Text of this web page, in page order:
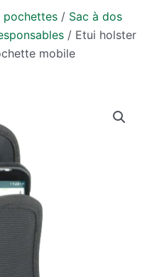
pochettes / Sac à dos
/ Etui holster
mobile